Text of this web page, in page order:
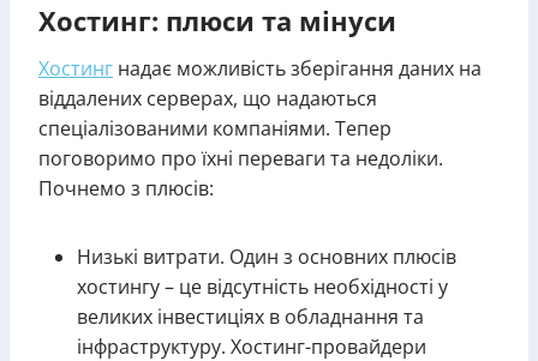
Хостинг: плюси та мінуси
Хостинг надає можливість зберігання даних на
віддалених серверах, що надаються
спеціалізованими компаніями. Тепер
поговоримо про їхні переваги та недоліки.
Почнемо з плюсів:
Низькі витрати. Один з основних плюсів
хостингу – це відсутність необхідності у
великих інвестиціях в обладнання та
інфраструктуру. Хостинг-провайдери